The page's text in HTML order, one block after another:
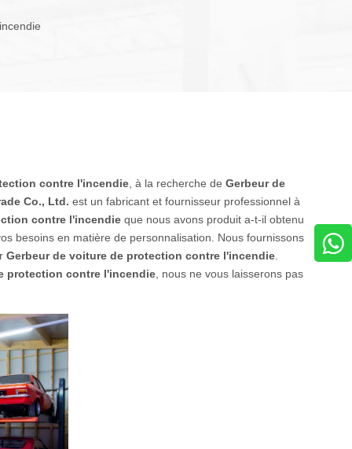
contre l'incendie , à la recherche de Gerbeur de
Co., Ltd. est un fabricant et fournisseur professionnel à
contre l'incendie que nous avons produit a-t-il obtenu
besoins en matière de personnalisation. Nous fournissons
Gerbeur de voiture de protection contre l'incendie
protection contre l'incendie , nous ne vous laisserons pas